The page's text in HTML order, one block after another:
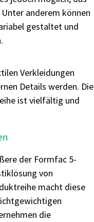
anderem können
gestaltet und
Verkleidungen
Details werden. Die
ist vielfältig und
der Formfac 5-
von
macht diese
die